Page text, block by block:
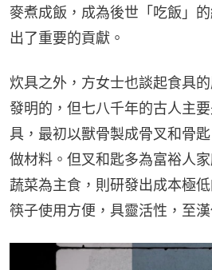
麥煮成飯，成為後世「吃飯」
出了重要的貢獻。
炊具之外，方女士也談起食具
發明的，但七八千年的古人主
具，最初以獸骨製成骨叉和骨
做材料。但叉和匙多為富裕人
蔬菜為主食，則研發出成本極
筷子使用方便，具靈活性，至